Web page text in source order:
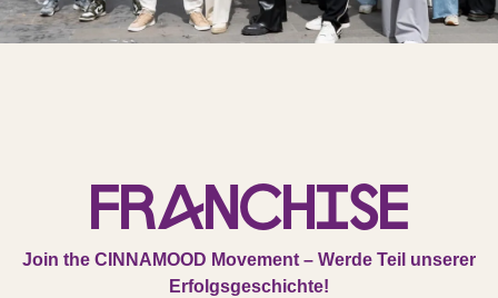
Franchise
Join the CINNAMOOD Movement – Werde Teil unserer
Erfolgsgeschichte!